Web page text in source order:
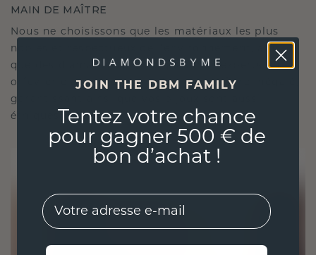
MAIN DE MAÎTRE
Nous ne choisissons que les matériaux les plus
nobles et respectueux de l'environnement, ainsi
que des diamants synthétiques. Nos experts en
orfèvrerie allient durabilité et savoir-faire inégalé,
garantissant ainsi que vos bijoux sont aussi
éthiques qu'exquis.
JOIN THE DBM FAMILY
Tentez votre chance
pour gagner 500 € de
bon d’achat !
EMail